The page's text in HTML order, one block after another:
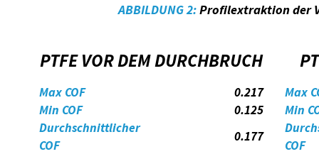
ABBILDUNG 2:Profilextraktion der
PTFE VOR DEM DURCHBRUCH
Max COF
0.217
Min COF
0.125
Durchschnittlicher
COF
0.177
Max
Min
COF